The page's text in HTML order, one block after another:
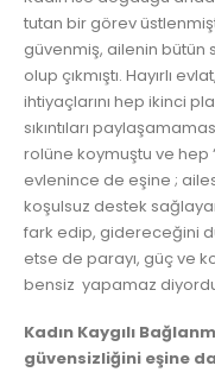
tutan bir görev
güvenmiş, ailenin bütün
olup çıkmıştı. Hayırlı
ihtiyaçlarını hep ikinci
sıkıntıları
rolüne koymuştu ve hep
evlenince de eşine ;
koşulsuz destek
fark edip, gidereceğini
etse de parayı, güç ve
bensiz yapamaz
Kadın Kaygılı
güvensizliğini eşine